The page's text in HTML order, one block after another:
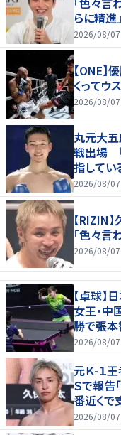
らに精進
2026/08/
【ONE】
くってウ
2026/08/
丸元大五
戦出場
指してい
2026/08/
【RIZIN
「色々言
2026/08/
【卓球
女王・
勝で張本
2026/08/
元Ｋ-１
Ｓで報告
番近くで
家庭を築
2026/08/